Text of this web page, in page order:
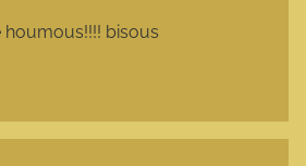
bisous